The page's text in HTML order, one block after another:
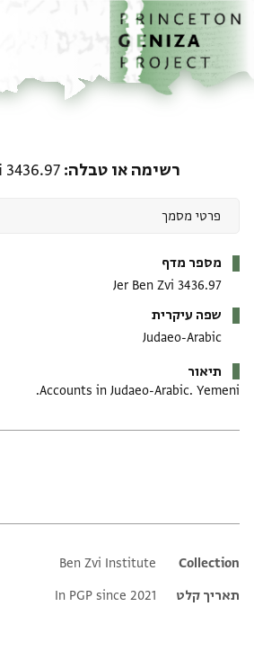
דילוג לתוכן
דף הבית
רשימה או טבלה 3436.97
מספר מדף
Jer Ben Zvi 3436.97
שפה עיקרית
Judaeo-Arabic
תיאור
Accounts in Judaeo-Arabic. Yemeni.
Additional metadata
Collection
Ben Zvi Institute
תאריך קלט
In PGP since 2021